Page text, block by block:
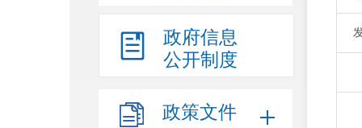
政府信息
公开制度
政策文件